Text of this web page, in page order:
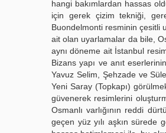
hangi bakımlardan hassas
için gerek çizim tekniği,
Buondelmonti resminin çesitli
ait olan uyarlamalar da bile,
aynı döneme ait İstanbul
Bizans yapı ve anıt
Yavuz Selim, Şehzade ve
Yeni Saray (Topkapı)
güvenerek resimlerini
Osmanlı varlığının reddi
geçen yüz yılı aşkın sürede